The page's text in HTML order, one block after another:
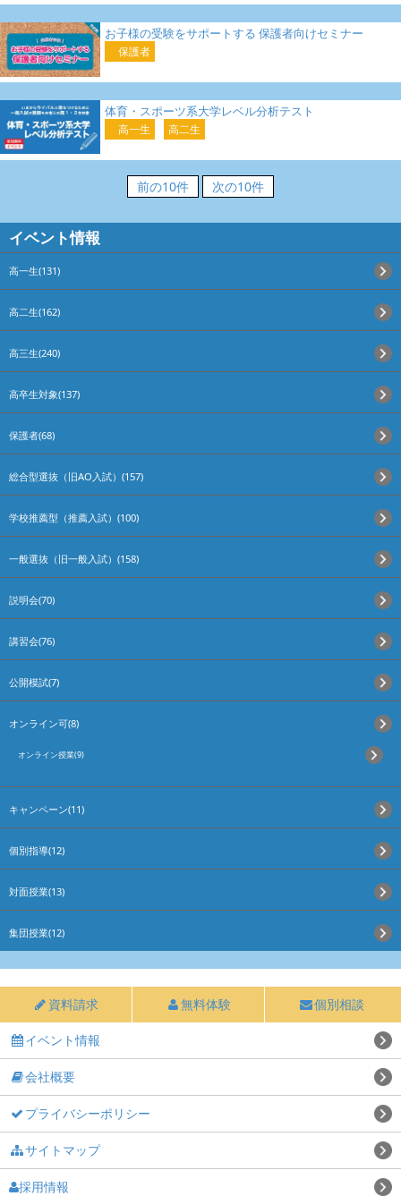
お子様の受験をサポートする 保護者向けセミナー
保護者
体育・スポーツ系大学レベル分析テスト
高一生 高二生
前の10件 次の10件
イベント情報
高一生(131)
高二生(162)
高三生(240)
高卒生対象(137)
保護者(68)
総合型選抜（旧AO入試）(157)
学校推薦型（推薦入試）(100)
一般選抜（旧一般入試）(158)
説明会(70)
講習会(76)
公開模試(7)
オンライン可(8)
オンライン授業(9)
キャンペーン(11)
個別指導(12)
対面授業(13)
集団授業(12)
資料請求 無料体験 個別相談
イベント情報
会社概要
プライバシーポリシー
サイトマップ
採用情報